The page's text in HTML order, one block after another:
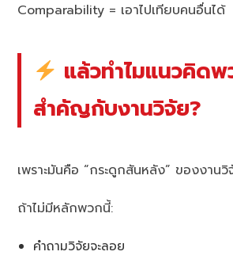
Comparability = เอาไปเทียบคนอื่นได้
แล้วทำไมแนวคิด
สำคัญกับงานวิจัย?
เพราะมันคือ “กระดูกสันหลัง” ของงาน
ถ้าไม่มีหลักพวกนี้:
คำถามวิจัยจะลอย